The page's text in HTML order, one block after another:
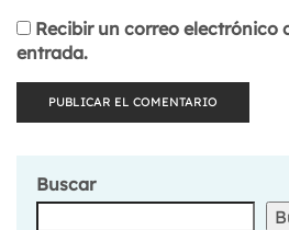
Recibir un correo electrónico
entrada.
Buscar